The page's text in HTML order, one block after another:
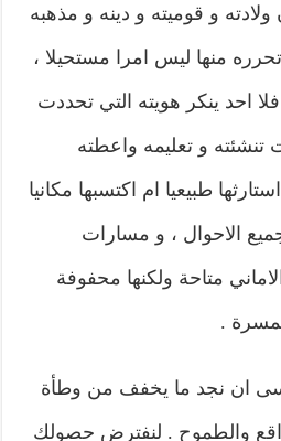
و قوميته و دينه و مذهبه
منها ليس امرا مستحيلا ،
احد ينكر هويته التي تحددت
و تعليمه واعطته
طبيعيا ام اكتسبها مكانيا
الاحوال ، و مسارات
متاحة ولكنها محفوفة
.
عسى ان نجد ما يخفف من وطأة
والطموح . لنفترض حصولك